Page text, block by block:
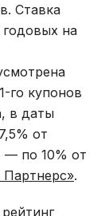
Ставка
годовых на
го купонов
в даты
от
— по 10% от
.